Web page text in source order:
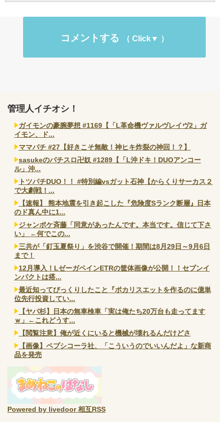
コメントする
管理人イチオシ！
ガイモンの豪腕夢想 #1169【「L革命機ヴァルヴレイヴ2」ガ
イモン、ド...
ママパチ #27【好きこそ無敵！神ヒキ炸裂の神回！？】
sasukeのパチスロ卍奴 #1289【「L沖ドキ！DUOアンコー
ル」沖...
トツパチDUO！！ #特別編vsガット石神【からくりサーカス２
で大劇戦！...
【速報】 熊本地震を引き起こした『危険度Sランク断層』日本
のド真ん中に1...
ジャンポケ斉藤「同意があったんです。本当です。信じて下さ
い」 ←何でこの...
三共が「釘玉夏祭り」を渋谷で開催！期間は8月29日～9月6日
まで！
12月導入！LゼーガペインETRの筐体画像が公開！！セブンイ
ンパクトは搭...
最近知ってびっくりしたこと『ポカリスエットを作るのに億単
位先行投資してい...
【ヤバ杉】日本の無車検車「実は俺たち20万台も走ってます
ｗ」←これどうす...
【閲覧注意】俺が近くにいると機械が壊れるんだけどさ
【画像】ペプシコーラ社、「こういうのでいいんだよ」な新商
品を発売
Powered by livedoor 相互RSS